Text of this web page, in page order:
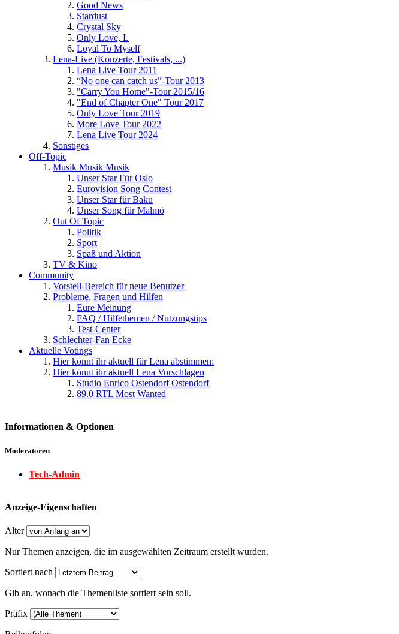
Good News
Stardust
Crystal Sky
Only Love, L
Loyal To Myself
Lena-Live (Konzerte, Festivals, ...)
Lena Live Tour 2011
“No one can catch us”-Tour 2013
"Carry You Home"-Tour 2015/16
"End of Chapter One" Tour 2017
Only Love Tour 2019
More Love Tour 2022
Lena Live Tour 2024
Sonstiges
Off-Topic
Musik Musik Musik
Unser Star Für Oslo
Eurovision Song Contest
Unser Star für Baku
Unser Song für Malmö
Out Of Topic
Politik
Sport
Spaß und Aktion
TV & Kino
Community
Vorstell-Bereich für neue Benutzer
Probleme, Fragen und Hilfen
Eure Meinung
FAQ / Hilfethemen / Nutzungstips
Test-Center
Schlechter-Fan Ecke
Aktuelle Votings
Hier könnt ihr aktuell für Lena abstimmen:
Hier könnt ihr aktuell Lena Vorschlagen
Studio Enrico Ostendorf Ostendorf
89.0 RTL Most Wanted
Informationen & Optionen
Moderatoren
Tech-Admin
Anzeige-Eigenschaften
Alter
Nur Themen anzeigen, die im ausgewählten Zeitraum erstellt wurden.
Sortiert nach
Gib an, wonach die Themenliste sortiert sein soll.
Präfix